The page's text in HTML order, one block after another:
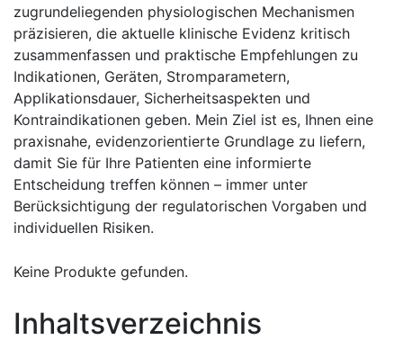
zugrundeliegenden physiologischen Mechanismen
präzisieren, die aktuelle klinische ​Evidenz kritisch⁢
zusammenfassen‍ und praktische Empfehlungen zu
Indikationen, Geräten, Stromparametern,
Applikationsdauer, Sicherheitsaspekten und
⁣Kontraindikationen geben. Mein Ziel ist es, Ihnen eine
praxisnahe, evidenzorientierte Grundlage zu liefern,
damit ⁢Sie für Ihre Patienten eine informierte
Entscheidung treffen können – immer unter
Berücksichtigung der regulatorischen Vorgaben und
individuellen Risiken.
Keine Produkte gefunden.
Inhaltsverzeichnis